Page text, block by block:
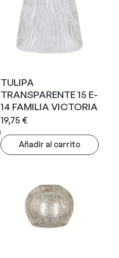
TULIPA
TRANSPARENTE 15 E-
14 FAMILIA VICTORIA
19,75 €
Añadir al carrito